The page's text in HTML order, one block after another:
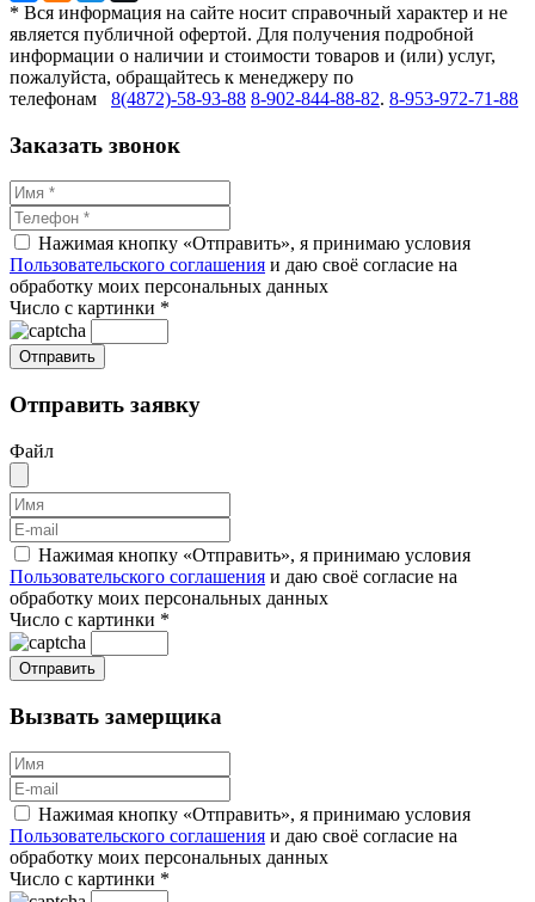
* Вся информация на сайте носит справочный характер и не
является публичной офертой. Для получения подробной
информации о наличии и стоимости товаров и (или) услуг,
пожалуйста, обращайтесь к менеджеру по
телефонам 8(4872)-58-93-88 8-902-844-88-82. 8-953-972-71-88
Заказать звонок
Нажимая кнопку «Отправить», я принимаю условия
Пользовательского соглашения и даю своё согласие на
обработку моих персональных данных
Число с картинки *
Отправить заявку
Файл
Нажимая кнопку «Отправить», я принимаю условия
Пользовательского соглашения и даю своё согласие на
обработку моих персональных данных
Число с картинки *
Вызвать замерщика
Нажимая кнопку «Отправить», я принимаю условия
Пользовательского соглашения и даю своё согласие на
обработку моих персональных данных
Число с картинки *